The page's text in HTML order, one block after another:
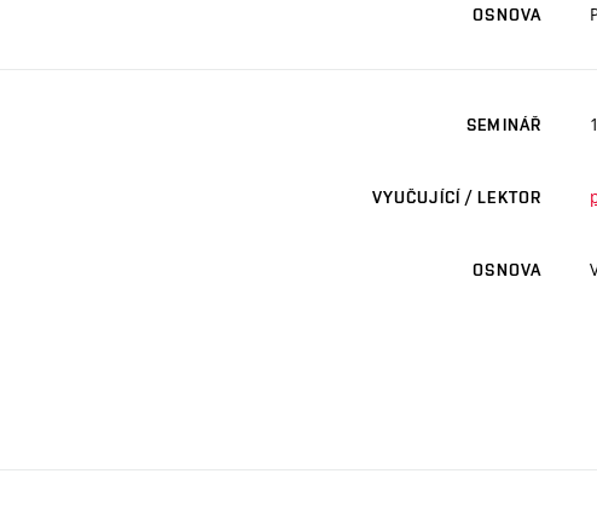
OSNOVA
SEMINÁŘ
VYUČUJÍCÍ / LEKTOR
OSNOVA